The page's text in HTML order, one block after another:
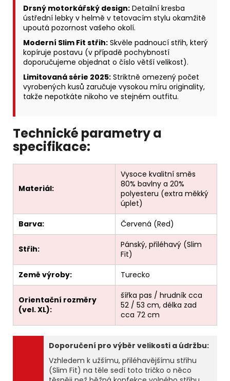
Drsný motorkářský design: Detailní kresba
ústřední lebky v helmě v tetovacím stylu okamžitě
upoutá pozornost vašeho okolí.
Moderní Slim Fit střih: Skvěle padnoucí střih, který
kopíruje postavu (v případě pochybností
doporučujeme objednat o číslo větší velikost).
Limitovaná série 2025: Striktně omezený počet
vyrobených kusů zaručuje vysokou míru originality,
takže nepotkáte nikoho ve stejném outfitu.
Technické parametry a
specifikace:
Materiál:
Vysoce kvalitní směs
80% bavlny a 20%
polyesteru (extra měkký
úplet)
Barva:
Červená (Red)
Střih:
Pánský, přiléhavý (Slim
Fit)
Země výroby:
Turecko
Orientační rozměry
(vel. XL):
šířka pas / hrudník cca
52 / 53 cm, délka zad
cca 72 cm
Doporučení pro výběr velikosti a údržbu:
Vzhledem k užšímu, přiléhavějšímu střihu
(Slim Fit) na těle sedí toto tričko o něco